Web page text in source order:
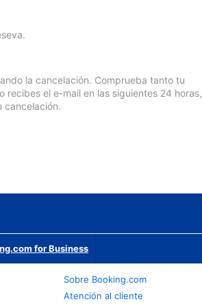
la cancelación. Comprueba tanto tu
el e-mail en las siguientes 24 horas,
cancelación.
for Business
Sobre Booking.com
Atención al cliente